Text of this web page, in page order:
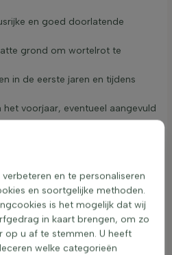
en goed doorlatende
grond om wortelrot te
in de eerste jaren en tijdens
het voorjaar, eventueel aangevuld
gebruik bij aanplantHeijnen
direct een goede start maakt
ontwikkelt.
aanplanten van een
en te personaliseren
en soortgelijke methoden.
is het mogelijk dat wij
in kaart brengen, om zo
op u af te stemmen. U heeft
welke categorieën